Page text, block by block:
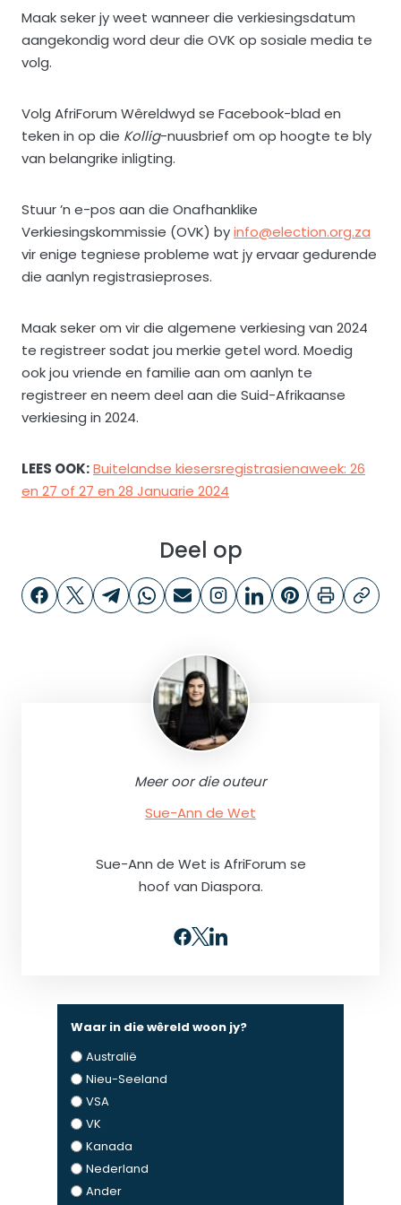
Maak seker jy weet wanneer die verkiesingsdatum
aangekondig word deur die OVK op sosiale media te
volg.
Volg AfriForum Wêreldwyd se Facebook-blad en
teken in op die Kollig-nuusbrief om op hoogte te bly
van belangrike inligting.
Stuur ’n e-pos aan die Onafhanklike
Verkiesingskommissie (OVK) byinfo@election.org.za
vir enige tegniese probleme wat jy ervaar gedurende
die aanlyn registrasieproses.
Maak seker om vir die algemene verkiesing van 2024
te registreer sodat jou merkie getel word. Moedig
ook jou vriende en familie aan om aanlyn te
registreer en neem deel aan die Suid-Afrikaanse
verkiesing in 2024.
LEES OOK:Buitelandse kiesersregistrasienaweek: 26
en 27 of 27 en 28 Januarie 2024
Deel op
Meer oor die outeur
Sue-Ann de Wet
Sue-Ann de Wet is AfriForum se
hoof van Diaspora.
Waar in die wêreld woon jy?
Australië
Nieu-Seeland
VSA
VK
Kanada
Nederland
Ander